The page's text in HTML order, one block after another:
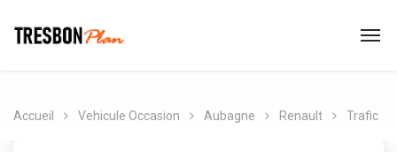
Accueil Vehicule Occasion Aubagne Renault Trafic